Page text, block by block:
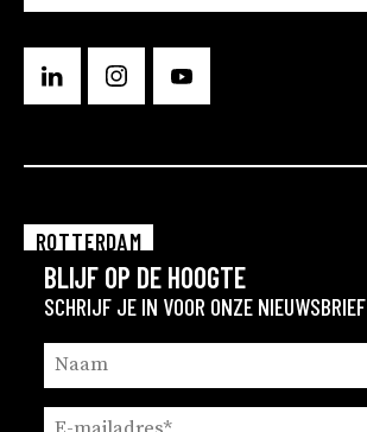
BLIJF OP DE HOOGTE
SCHRIJF JE IN VOOR ONZE NIEUWSBRIEF
ROTTERDAM
EINDHOVEN
GRONINGEN